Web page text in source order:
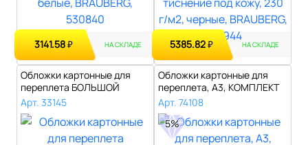
3141.58₽ НА СКЛАДЕ 5385.82₽ НА СКЛАДЕ
Обложки картонные для
переплета БОЛЬШОЙ
ФОРМАТ А3, КОМП..
Арт. 33145
Обложки картонные для
переплета, А3, КОМПЛЕКТ
100 шт., ..
Арт. 74108
5%